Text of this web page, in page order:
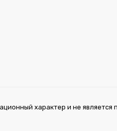
характер и не является